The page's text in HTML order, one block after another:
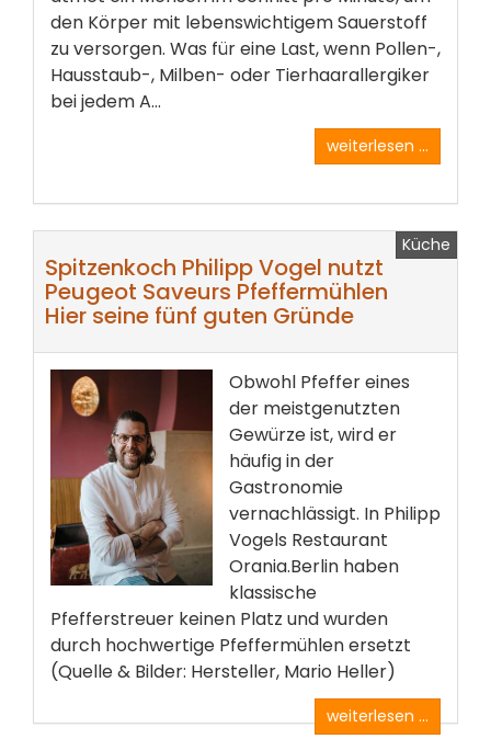
den Körper mit lebenswichtigem Sauerstoff
zu versorgen. Was für eine Last, wenn Pollen-,
Hausstaub-, Milben- oder Tierhaarallergiker
bei jedem A...
weiterlesen ...
Küche
Spitzenkoch Philipp Vogel nutzt
Peugeot Saveurs Pfeffermühlen
Hier seine fünf guten Gründe
Obwohl Pfeffer eines
der meistgenutzten
Gewürze ist, wird er
häufig in der
Gastronomie
vernachlässigt. In Philipp
Vogels Restaurant
Orania.Berlin haben
klassische
Pfefferstreuer keinen Platz und wurden
durch hochwertige Pfeffermühlen ersetzt
(Quelle & Bilder: Hersteller, Mario Heller)
weiterlesen ...